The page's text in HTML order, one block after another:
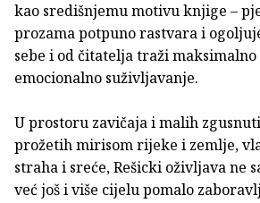
kao središnjemu motivu knjige –
prozama potpuno rastvara i
sebe i od čitatelja traži
emocionalno suživljavanje.
U prostoru zavičaja i malih
prožetih mirisom rijeke i zemlje,
straha i sreće, Rešicki oživljava ne
već još i više cijelu pomalo